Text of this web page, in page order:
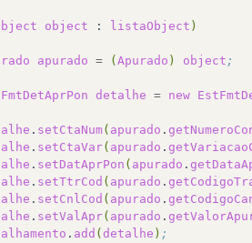
object : listaObject )
apurado = ( Apurado ) object ;
detalhe = new
. setCtaNum( apurado .
. setCtaVar( apurado .
. setDatAprPon ( apurado .
. setTtrCod ( apurado .
. setCnlCod ( apurado .
. setValApr( apurado .
. add ( detalhe ) ;